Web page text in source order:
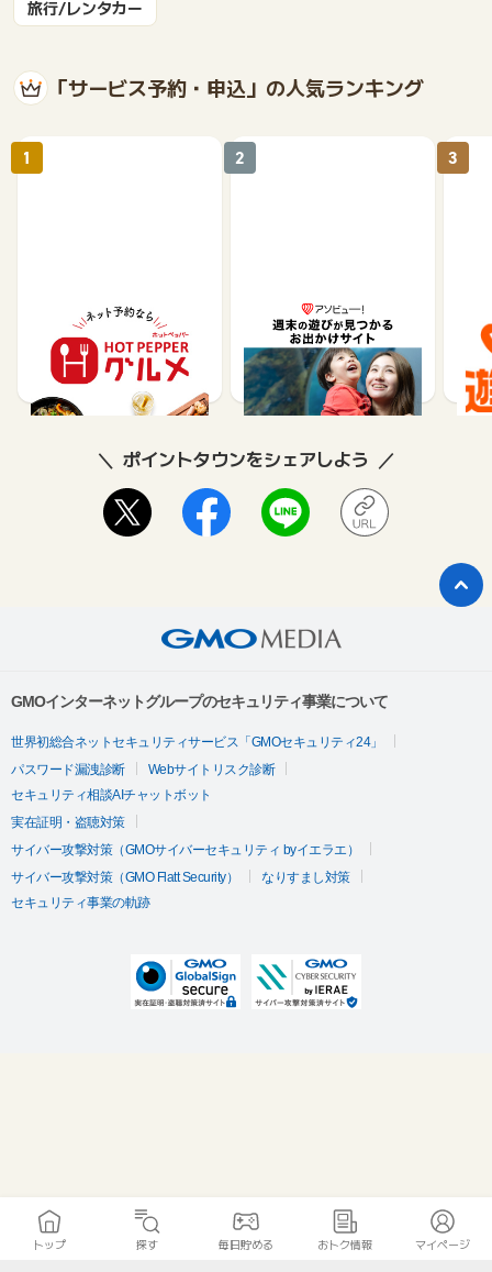
旅行/レンタカー
「サービス予約・申込」の人気ランキング
【ホットペッパーグル
メ】レストラン予約
85
1
遊び予約／レジャーチケ
ット購入サイト「アソビ
ュー！」
1.5%
2 3
ポイントタウンをシェアしよう
GMOインターネットグループのセキュリティ事業について
世界初総合ネットセキュリティサービス「GMOセキュリティ24」
パスワード漏洩診断
Webサイトリスク診断
セキュリティ相談AIチャットボット
実在証明・盗聴対策
サイバー攻撃対策（GMOサイバーセキュリティ byイエラエ）
サイバー攻撃対策（GMO Flatt Security）
なりすまし対策
セキュリティ事業の軌跡
トップ 探す 毎日貯める おトク情報 マイページ